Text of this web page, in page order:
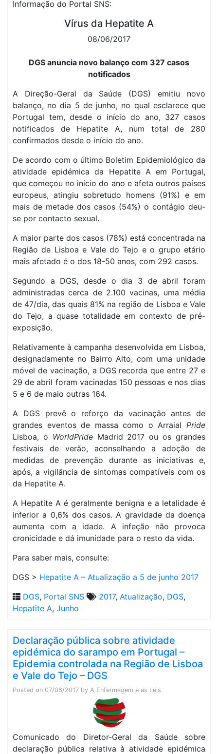
Informação do Portal SNS:
Vírus da Hepatite A
08/06/2017
DGS anuncia novo balanço com 327 casos
notificados
A Direção-Geral da Saúde (DGS) emitiu novo
balanço, no dia 5 de junho, no qual esclarece que
Portugal tem, desde o início do ano, 327 casos
notificados de Hepatite A, num total de 280
confirmados desde o início do ano.
De acordo com o último Boletim Epidemiológico da
atividade epidémica da Hepatite A em Portugal,
que começou no início do ano e afeta outros países
europeus, atingiu sobretudo homens (91%) e em
mais de metade dos casos (54%) o contágio deu-
se por contacto sexual.
A maior parte dos casos (78%) está concentrada na
Região de Lisboa e Vale do Tejo e o grupo etário
mais afetado é o dos 18-50 anos, com 292 casos.
Segundo a DGS, desde o dia 3 de abril foram
administradas cerca de 2.100 vacinas, uma média
de 47/dia, das quais 81% na região de Lisboa e Vale
do Tejo, a quase totalidade em contexto de pré-
exposição.
Relativamente à campanha desenvolvida em Lisboa,
designadamente no Bairro Alto, com uma unidade
móvel de vacinação, a DGS recorda que entre 27 e
29 de abril foram vacinadas 150 pessoas e nos dias
5 e 6 de maio outras 164.
A DGS prevê o reforço da vacinação antes de
grandes eventos de massa como o Arraial Pride
Lisboa, o WorldPrideMadrid 2017 ou os grandes
festivais de verão, aconselhando a adoção de
medidas de prevenção durante as iniciativas e,
após, a vigilância de sintomas compatíveis com os
da Hepatite A.
A Hepatite A é geralmente benigna e a letalidade é
inferior a 0,6% dos casos. A gravidade da doença
aumenta com a idade. A infeção não provoca
cronicidade e dá imunidade para o resto da vida.
Para saber mais, consulte:
DGS > Hepatite A – Atualização a 5 de junho 2017
DGS, Portal SNS 2017, Atualização, DGS,
Hepatite A, Junho
Declaração pública sobre atividade
epidémica do sarampo em Portugal –
Epidemia controlada na Região de Lisboa
e Vale do Tejo – DGS
Posted on 07/06/2017 by A Enfermagem e as Leis
Comunicado do Diretor-Geral da Saúde sobre
declaração pública relativa à atividade epidémica